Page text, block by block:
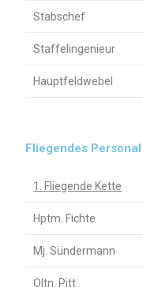
Stabschef
Staffelingenieur
Hauptfeldwebel
Fliegendes Personal
1. Fliegende Kette
Hptm. Fichte
Mj. Sündermann
Oltn. Pitt